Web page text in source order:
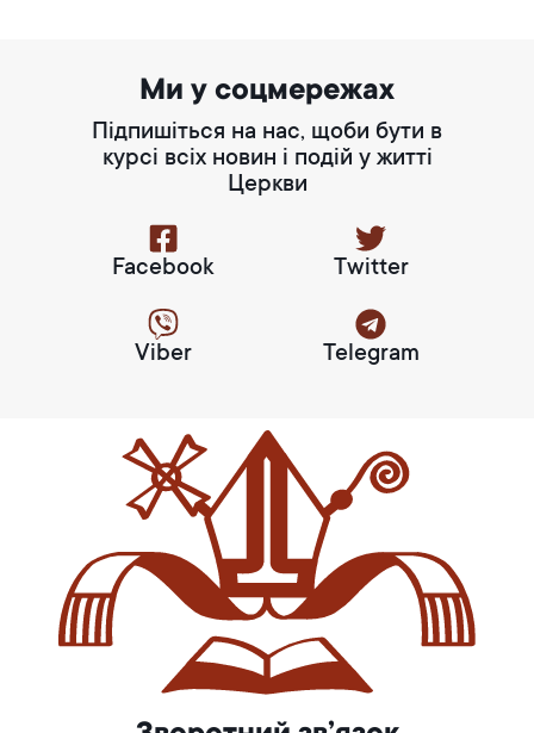
Ми у соцмережах
Підпишіться на нас, щоби бути в
курсі всіх новин і подій у житті
Церкви
Facebook Twitter
Viber Telegram